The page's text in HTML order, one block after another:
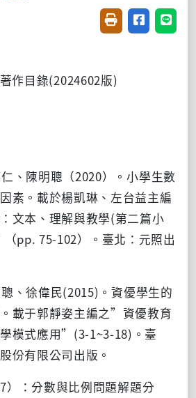
友善列印(開新視
分享至臉書
分享
作目錄(2024602版)
、陳明聰（2020）。小學生數
素。載於楊凱琳、左台益主編
文本、理解與教學(第二篇小
pp. 75-102）。臺北：元照出
、徐偉民(2015) 。資優學生的
載于郭靜姿主編之” 資優教育
模式應用”(3-1~3-18) 。臺
份有限公司出版。
）：分數與比例問題解題分